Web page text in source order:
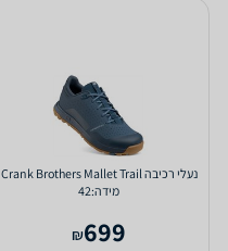
נעלי רכיבה Crank Brothers Mallet Trail
מידה:42
699
₪